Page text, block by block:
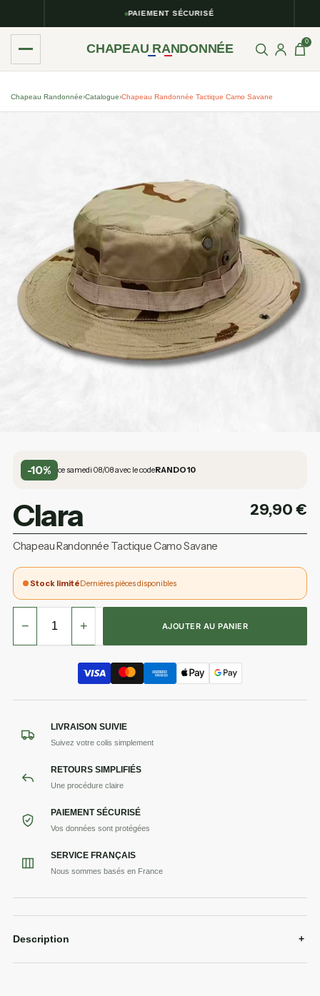
PAIEMENT SÉCURISÉ
CHAPEAU RANDONNÉE 0
Chapeau Randonnée›Catalogue›Chapeau Randonnée Tactique Camo Savane
-10% ce samedi 08/08 avec le codeRANDO10
Clara 29,90€
Chapeau Randonnée Tactique Camo Savane
Stock limitéDernières pièces disponibles
− + AJOUTER AU PANIER
LIVRAISON SUIVIE
Suivez votre colis simplement
RETOURS SIMPLIFIÉS
Une procédure claire
PAIEMENT SÉCURISÉ
Vos données sont protégées
SERVICE FRANÇAIS
Nous sommes basés en France
Description +